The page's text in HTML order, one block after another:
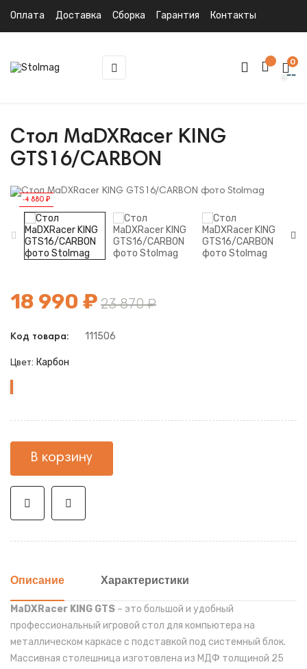
Оплата Доставка Сборка Гарантия Контакты
Toggle
navigation
☰ 0
Стол MaDXRacer KING
GTS16/CARBON
-4 880 ₽
18 990 ₽ 23 870 ₽
Код товара: 111506
Цвет: Карбон
В корзину
Описание Характеристики
MaDXRacer KING GTS – это большой и удобный
профессиональный игровой стол для компьютера на
металлическом каркасе с подставкой под системный блок.
Массивная столешница изготовлена из МДФ толщиной 25